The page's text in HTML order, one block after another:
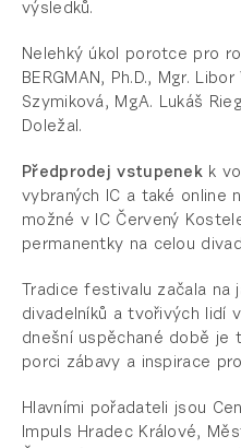
výsledků.
Nelehký úkol porotce pro
BERGMAN, Ph.D., Mgr.
Szymiková, MgA. Lukáš
Doležal.
Předprodej vstupenek k
vybraných IC a také online
možné v IC Červený
permanentky na celou
Tradice festivalu začala na
divadelníků a tvořivých lidí
dnešní uspěchané době je
porci zábavy a inspirace
Hlavními pořadateli jsou
Impuls Hradec Králové,